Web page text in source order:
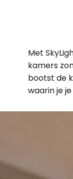
Met
kamers
bootst de
waarin je